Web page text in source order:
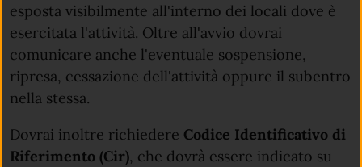
esposta visibilmente all'interno dei locali dove è
esercitata l'attività. Oltre all'avvio dovrai
comunicare anche l'eventuale sospensione,
ripresa, cessazione dell'attività oppure il subentro
nella stessa.
Dovrai inoltre richiedere Codice Identificativo di
Riferimento (Cir), che dovrà essere indicato su